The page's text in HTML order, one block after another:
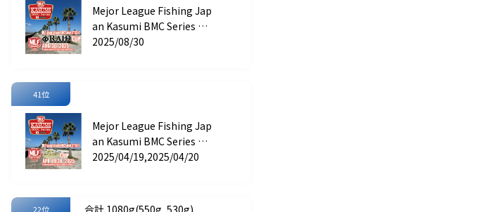
Mejor League Fishing Jap
an Kasumi BMC Series ST
AGE 4 RAID JAPAN CUP
2025/08/30
41位
Mejor League Fishing Jap
an Kasumi BMC Series ST
AGE 2 Gary International
2025/04/19,2025/04/20
22位 合計 1080g(550g, 530g)